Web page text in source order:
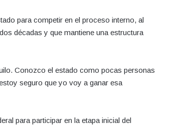
para competir en el proceso interno, al
décadas y que mantiene una estructura
Conozco el estado como pocas personas
seguro que yo voy a ganar esa
para participar en la etapa inicial del